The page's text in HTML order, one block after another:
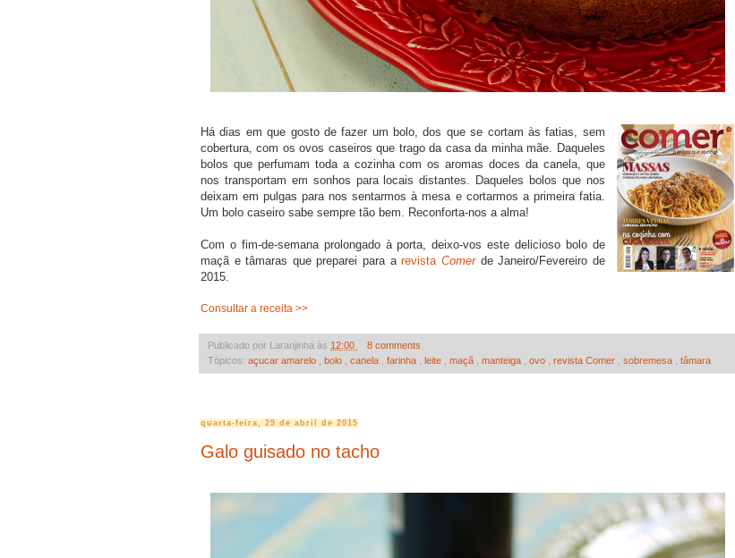
Há dias em que gosto de fazer um bolo, dos que se cortam às fatias, sem
cobertura, com os ovos caseiros que trago da casa da minha mãe. Daqueles
bolos que perfumam toda a cozinha com os aromas doces da canela, que
nos transportam em sonhos para locais distantes. Daqueles bolos que nos
deixam em pulgas para nos sentarmos à mesa e cortarmos a primeira fatia.
Um bolo caseiro sabe sempre tão bem. Reconforta-nos a alma!
Com o fim-de-semana prolongado à porta, deixo-vos este delicioso bolo de
maçã e tâmaras que preparei para arevista Comerde Janeiro/Fevereiro de
2015.
Consultar a receita >>
Publicado por Laranjinha às 12:00
8 comments
Tópicos: açucar amarelo bolo canela farinha leite maçã manteiga ovo revista Comer sobremesa tâmara
quarta-feira, 29 de abril de 2015
Galo guisado no tacho